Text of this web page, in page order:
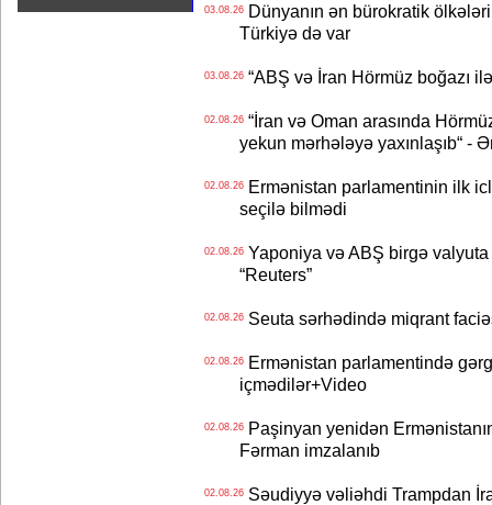
03.08.26Dünyanın ən bürokratik ölkələri
Türkiyə də var
03.08.26“ABŞ və İran Hörmüz boğazı ilə
02.08.26“İran və Oman arasında
yekun mərhələyə yaxınlaşıb“ -
02.08.26Ermənistan parlamentinin ilk
seçilə bilmədi
02.08.26Yaponiya və ABŞ birgə valyuta
“Reuters”
02.08.26Seuta sərhədində miqrant
02.08.26Ermənistan parlamentində
içmədilər+Video
02.08.26Paşinyan yenidən
Fərman imzalanıb
02.08.26Səudiyyə vəliəhdi Trampdan